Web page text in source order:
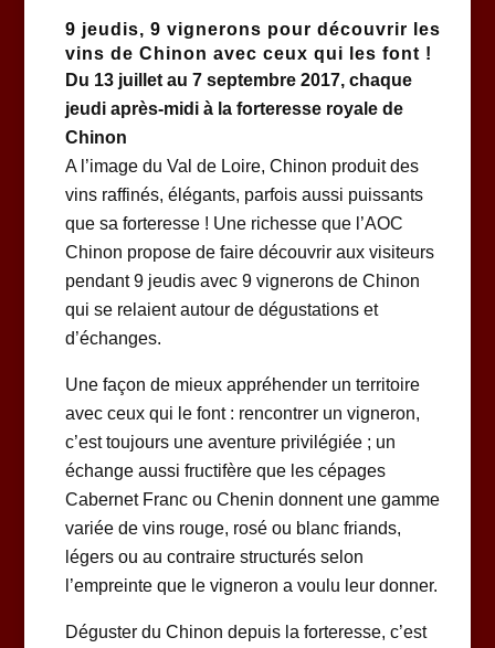
9 jeudis, 9 vignerons pour découvrir les
vins de Chinon avec ceux qui les font !
Du 13 juillet au 7 septembre 2017, chaque
jeudi après-midi à la forteresse royale de
Chinon
A l’image du Val de Loire, Chinon produit des
vins raffinés, élégants, parfois aussi puissants
que sa forteresse ! Une richesse que l’AOC
Chinon propose de faire découvrir aux visiteurs
pendant 9 jeudis avec 9 vignerons de Chinon
qui se relaient autour de dégustations et
d’échanges.
Une façon de mieux appréhender un territoire
avec ceux qui le font : rencontrer un vigneron,
c’est toujours une aventure privilégiée ; un
échange aussi fructifère que les cépages
Cabernet Franc ou Chenin donnent une gamme
variée de vins rouge, rosé ou blanc friands,
légers ou au contraire structurés selon
l’empreinte que le vigneron a voulu leur donner.
Déguster du Chinon depuis la forteresse, c’est